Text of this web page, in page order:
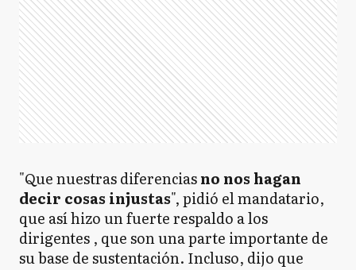
"Que nuestras diferenciasno nos hagan
decir cosas injustas", pidió el mandatario,
que así hizo un fuerte respaldo a los
dirigentes , que son una parte importante de
su base de sustentación. Incluso, dijo que